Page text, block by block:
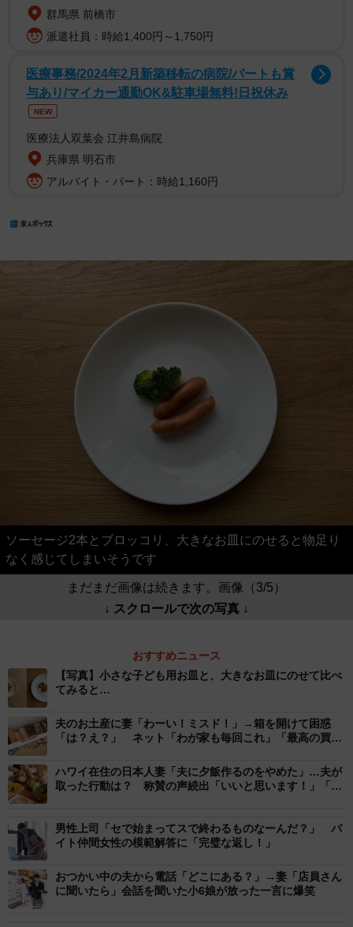
群馬県 前橋市
派遣社員：時給1,400円～1,750円
医療事務/2024年2月新築移転の病院/パートも賞
与あり/マイカー通勤OK&駐車場無料!日祝休み
NEW
医療法人双葉会 江井島病院
兵庫県 明石市
アルバイト・パート：時給1,160円
ソーセージ2本とブロッコリ、大きなお皿にのせると物足り
なく感じてしまいそうです
まだまだ画像は続きます。画像（3/5）
↓ スクロールで次の写真 ↓
おすすめニュース
【写真】小さな子ども用お皿と、大きなお皿にのせて比べ
てみると…
夫のお土産に妻「わーい！ミスド！」→箱を開けて困惑
「は？え？」 ネット「わが家も毎回これ」「最高の買い
ハワイ在住の日本人妻「夫に夕飯作るのをやめた」…夫が
取った行動は？ 称賛の声続出「いいと思います！」「私
男性上司「セで始まってスで終わるものなーんだ？」 バ
イト仲間女性の模範解答に「完璧な返し！」
おつかい中の夫から電話「どこにある？」→妻「店員さん
に聞いたら」会話を聞いた小6娘が放った一言に爆笑